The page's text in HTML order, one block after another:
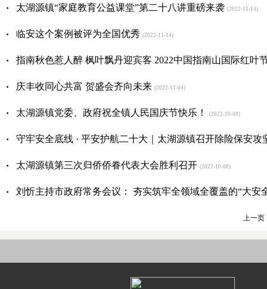
· 太湖源镇“家庭教育公益课堂”第二十八讲重磅来袭 (2022-11-14)
· 临安这个案例被评为全国优秀 (2022-11-14)
· 指南秋色惹人醉 枫叶飘丹迎宾客 2022中国指南山国际红叶
· 庆丰收同心共富 贺盛会齐向未来 (2022-11-04)
· 太湖源镇党委、政府祝全镇人民国庆节快乐！ (2022-10-08)
· 守牢安全底线 · 平安护航二十大｜太湖源镇召开除险保安攻
· 太湖源镇第三次归侨侨眷代表大会胜利召开 (2022-10-08)
· 刘忻主持市政府常务会议： 夯实筑牢全领域全覆盖的“大安
上一页